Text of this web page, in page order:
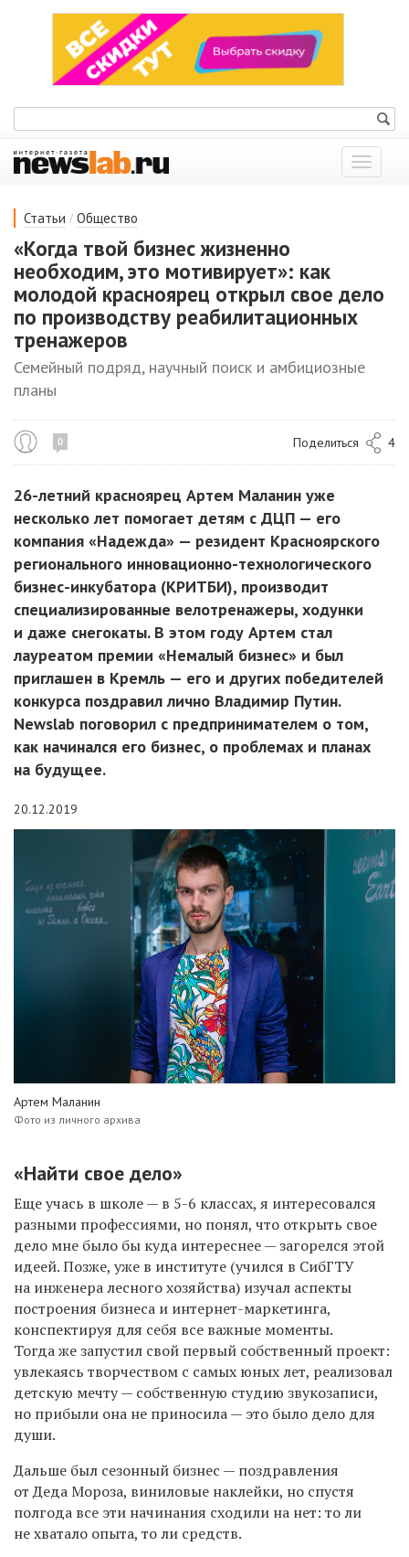
Показать
меню
Статьи / Общество
«Когда твой бизнес жизненно
необходим, это мотивирует»: как
молодой красноярец открыл свое дело
по производству реабилитационных
тренажеров
Семейный подряд, научный поиск и амбициозные
планы
0 Поделиться 4
26-летний красноярец Артем Маланин уже
несколько лет помогает детям с ДЦП — его
компания «Надежда» — резидент Красноярского
регионального инновационно-технологического
бизнес-инкубатора (КРИТБИ), производит
специализированные велотренажеры, ходунки
и даже снегокаты. В этом году Артем стал
лауреатом премии «Немалый бизнес» и был
приглашен в Кремль — его и других победителей
конкурса поздравил лично Владимир Путин.
Newslab поговорил с предпринимателем о том,
как начинался его бизнес, о проблемах и планах
на будущее.
20.12.2019
Артем Маланин
Фото из личного архива
«Найти свое дело»
Еще учась в школе — в 5-6 классах, я интересовался
разными профессиями, но понял, что открыть свое
дело мне было бы куда интереснее — загорелся этой
идеей. Позже, уже в институте (учился в СибГТУ
на инженера лесного хозяйства) изучал аспекты
построения бизнеса и интернет-маркетинга,
конспектируя для себя все важные моменты.
Тогда же запустил свой первый собственный проект:
увлекаясь творчеством с самых юных лет, реализовал
детскую мечту — собственную студию звукозаписи,
но прибыли она не приносила — это было дело для
души.
Дальше был сезонный бизнес — поздравления
от Деда Мороза, виниловые наклейки, но спустя
полгода все эти начинания сходили на нет: то ли
не хватало опыта, то ли средств.